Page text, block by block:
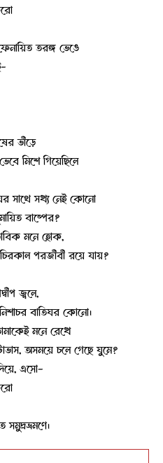
তরঙ্গ ভেঙে
ভীড়ে
মিশে গিয়েছিলে
সাথে সখ্য নেই কোনো
বাষ্পের?
মনে হোক,
পরজীবী রয়ে যায়?
জ্বলে,
বাতিঘর কোনো।
মনে রেখে
অসময়ে চলে গেছে ঘুমে?
এসো-